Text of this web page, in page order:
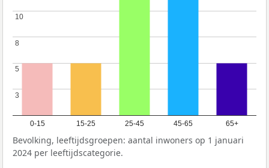
0-15 15-25 25-45 45-65 65+
3
3
5
5
8
8
10
10
Bevolking, leeftijdsgroepen: aantal inwoners op 1 januari
2024 per leeftijdscategorie.